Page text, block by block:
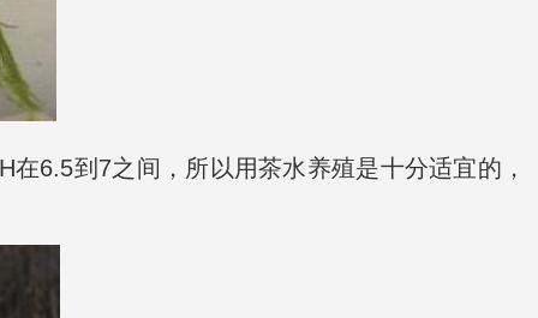
6.5到7之间，所以用茶水养殖是十分适宜的，